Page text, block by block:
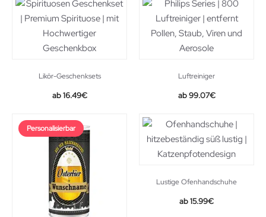
Likör-Geschenksets
16.49€
Luftreiniger
Original
was:
99.07€Current
is:
99.07€.
Personalisierbar
Lustige Ofenhandschuhe
15.99€